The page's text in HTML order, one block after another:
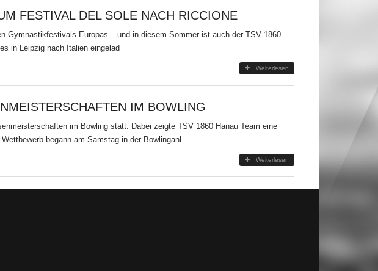
FESTIVAL DEL SOLE NACH RICCIONE
Gymnastikfestivals Europas – und in diesem Sommer ist auch der TSV 1860
in Leipzig nach Italien eingelad
Weiterlesen
IM BOWLING
im Bowling statt. Dabei zeigte TSV 1860 Hanau Team eine
begann am Samstag in der Bowlinganl
Weiterlesen